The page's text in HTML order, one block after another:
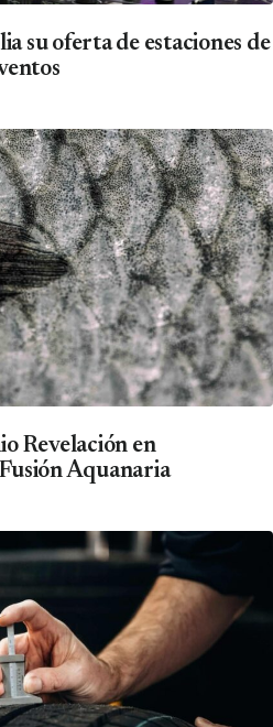
su oferta de estaciones de
Revelación en
Aquanaria